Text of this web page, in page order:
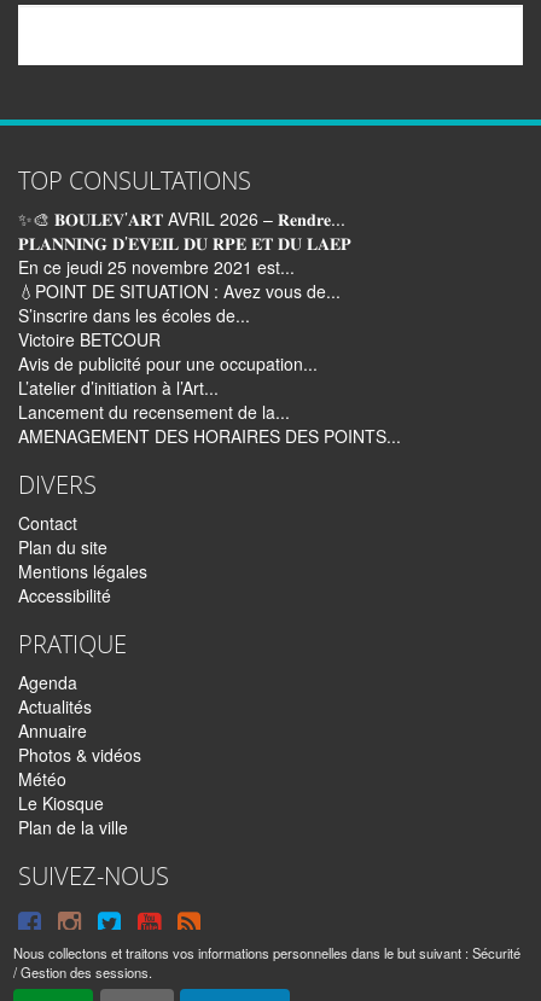
Nous collectons et traitons vos informations personnelles dans le but suivant :Sécurité
/ Gestion des sessions.
TOP CONSULTATIONS
✨🎨 𝐁𝐎𝐔𝐋𝐄𝐕’𝐀𝐑𝐓 AVRIL 2026 – 𝐑𝐞𝐧𝐝𝐫𝐞...
𝐏𝐋𝐀𝐍𝐍𝐈𝐍𝐆 𝐃’𝐄𝐕𝐄𝐈𝐋 𝐃𝐔 𝐑𝐏𝐄 𝐄𝐓 𝐃𝐔 𝐋𝐀𝐄𝐏
En ce jeudi 25 novembre 2021 est...
💧POINT DE SITUATION : Avez vous de...
S’inscrire dans les écoles de...
Victoire BETCOUR
Avis de publicité pour une occupation...
L’atelier d’initiation à l’Art...
Lancement du recensement de la...
AMENAGEMENT DES HORAIRES DES POINTS...
DIVERS
Contact
Plan du site
Mentions légales
Accessibilité
PRATIQUE
Agenda
Actualités
Annuaire
Photos & vidéos
Météo
Le Kiosque
Plan de la ville
SUIVEZ-NOUS
Suivre
sur
Suivre
sur
Suivre
sur
Syndiquer
tout